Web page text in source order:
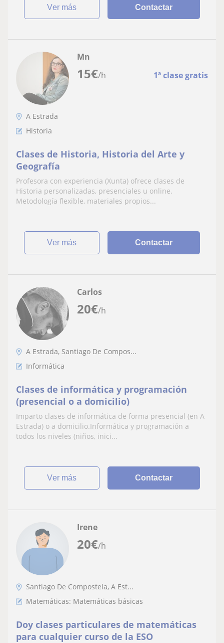
ver más Contactar
15€/h 1ª clase gratis
Mn
A Estrada
Historia
Clases de Historia, Historia del Arte y
Geografía
Profesora con experiencia (Xunta) ofrece clases de
Historia personalizadas, presenciales u online.
Metodología flexible, materiales propios...
ver más Contactar
20€/h
Carlos
A Estrada, Santiago De Compos...
Informática
Clases de informática y programación
(presencial o a domicilio)
Imparto clases de informática de forma presencial (en A
Estrada) o a domicilio.Informática y programación a
todos los niveles (niños, inici...
ver más Contactar
20€/h
Irene
Santiago De Compostela, A Est...
Matemáticas: Matemáticas básicas
Doy clases particulares de matemáticas
para cualquier curso de la ESO